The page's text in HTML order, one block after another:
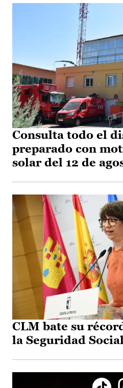
Consulta todo el
preparado con
solar del 12 de
CLM bate su
la Seguridad Social